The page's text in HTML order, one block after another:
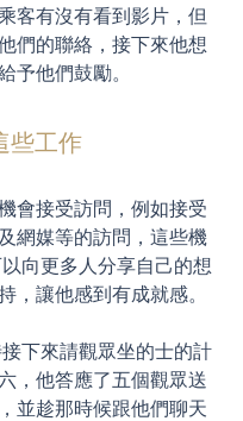
客有沒有看到影片，但
們的聯絡，接下來他想
予他們鼓勵。
些工作
會接受訪問，例如接受
網媒等的訪問，這些機
向更多人分享自己的想
，讓他感到有成就感。
下來請觀眾坐的士的計
，他答應了五個觀眾送
並趁那時候跟他們聊天